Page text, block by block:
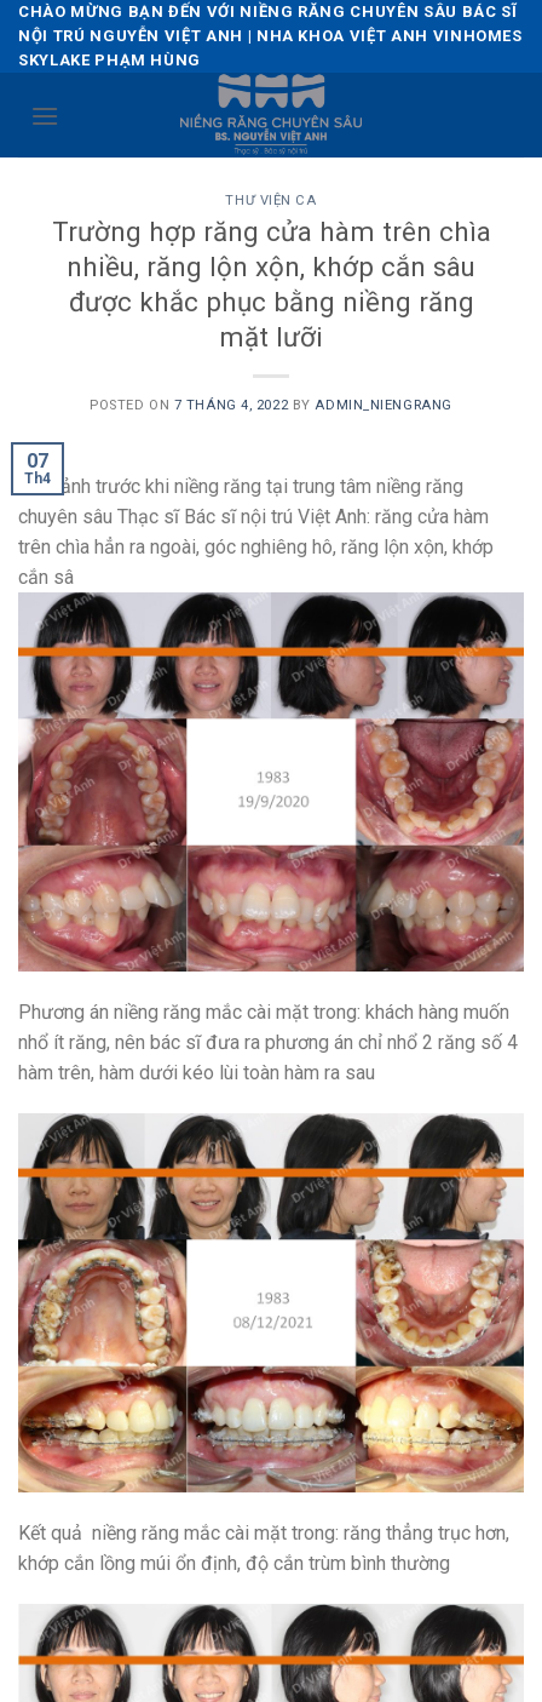
Skip
content
CHÀO MỪNG BẠN ĐẾN VỚI NIỀNG RĂNG CHUYÊN SÂU BÁC SĨ
NỘI TRÚ NGUYỄN VIỆT ANH | NHA KHOA VIỆT ANH VINHOMES
SKYLAKE PHẠM HÙNG
THƯ VIỆN CA
Trường hợp răng cửa hàm trên chìa
nhiều, răng lộn xộn, khớp cắn sâu
được khắc phục bằng niềng răng
mặt lưỡi
POSTED ON 7 THÁNG 4, 2022 BY ADMIN_NIENGRANG
07
Th4
Hình ảnh trước khi niềng răng tại trung tâm niềng răng
chuyên sâu Thạc sĩ Bác sĩ nội trú Việt Anh: răng cửa hàm
trên chìa hẳn ra ngoài, góc nghiêng hô, răng lộn xộn, khớp
cắn sâ
Phương án niềng răng mắc cài mặt trong: khách hàng muốn
nhổ ít răng, nên bác sĩ đưa ra phương án chỉ nhổ 2 răng số 4
hàm trên, hàm dưới kéo lùi toàn hàm ra sau
Kết quả niềng răng mắc cài mặt trong: răng thẳng trục hơn,
khớp cắn lồng múi ổn định, độ cắn trùm bình thường